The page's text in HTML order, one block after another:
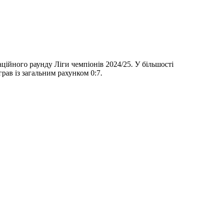
раунду Ліги чемпіонів 2024/25. У більшості
із загальним рахунком 0:7.